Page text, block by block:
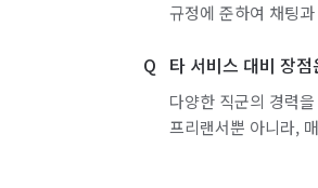
규정에 준하여 채팅
타 서비스 대비 장
다양한 직군의 경력
프리랜서뿐 아니라,